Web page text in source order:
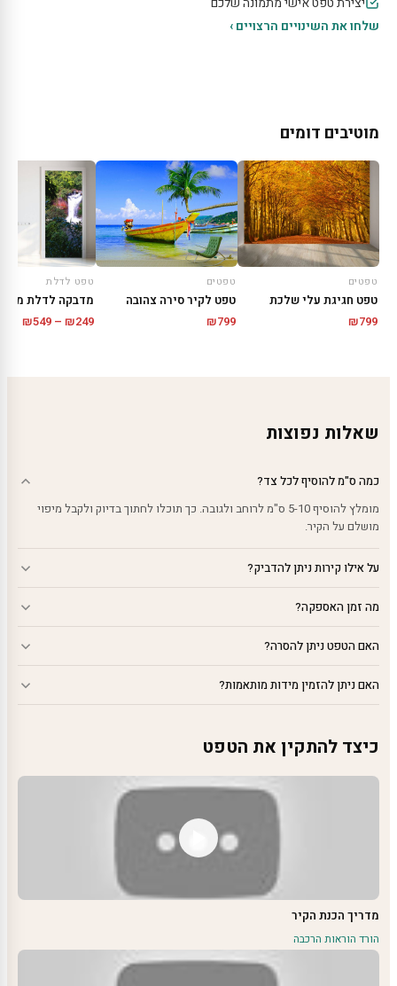
שלחו את השינויים הרצויים ›
מוטיבים דומים
טפטים
טפט חגיגת עלי שלכת
₪799
טפטים
טפט לקיר סירה צהובה
₪799
טפט לדלת
מדבקה לדלת מפל
₪249
–
₪549
שאלות נפוצות
כמה ס"מ להוסיף לכל צד?
מומלץ להוסיף 5-10 ס"מ לרוחב ולגובה. כך תוכלו לחתוך בדיוק ולקבל מיפוי
מושלם על הקיר.
על אילו קירות ניתן להדביק?
מה זמן האספקה?
האם הטפט ניתן להסרה?
האם ניתן להזמין מידות מותאמות?
כיצד להתקין את הטפט
מדריך הכנת הקיר
הורד הוראות הרכבה